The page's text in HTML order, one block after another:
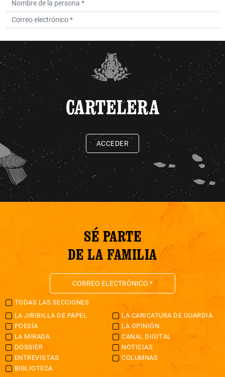
CARTELERA
ACCEDER
SÉ PARTE
DE LA FAMILIA
TODAS LAS SECCIONES
LA JIRIBILLA DE PAPEL
LA CARICATURA DE GUARDIA
POESÍA
LA OPINIÓN
LA MIRADA
CANAL DIGITAL
DOSSIER
NOTICIAS
ENTREVISTAS
COLUMNAS
BIBLIOTECA